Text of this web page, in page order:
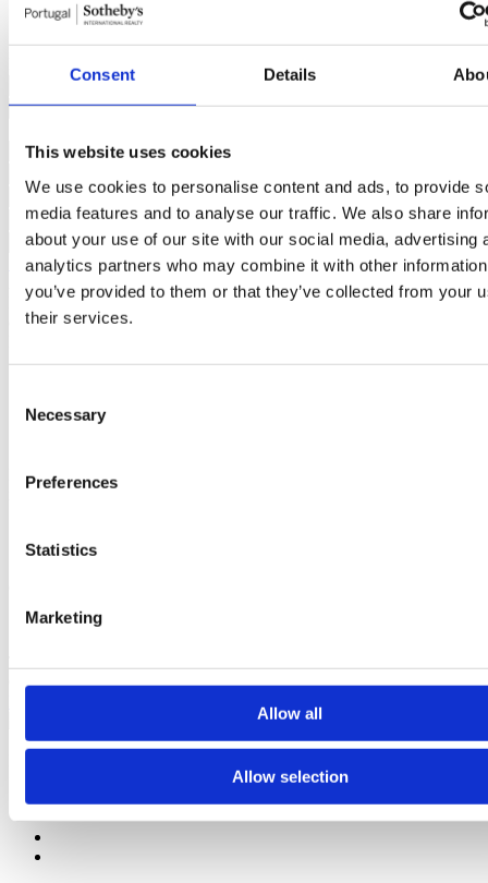
Consent Details
This website uses cookies
We use cookies to personalise content and ads, to provide
media features and to analyse our traffic. We also share
about your use of our site with our social media, advertising
analytics partners who may combine it with other
you’ve provided to them or that they’ve collected from your
their services.
Selection
Necessary
Preferences
Statistics
Marketing
Allow all
Allow selection
112260040
350.000
€
Interessado?
Agende visita ou solicite mais informações.
Solicitar mais Informações
Ao pedir informações está a autorizar a Portugal Sotheby's
International Realty a guardar os seus dados para o informar sobre
oportunidades de negócio, de acordo com a Política de Privacidade.
Empreendimentos semelhantes
nestes empreendimentos
Canidelo 750.000 €
Sotheby's International Realty é uma marca registada da Sotheby's